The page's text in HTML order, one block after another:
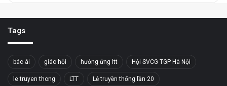
Tags
bác ái giáo hội hưởng ứng ltt Hội SVCG TGP Hà Nội
le truyen thong LTT Lễ truyền thống lần 20